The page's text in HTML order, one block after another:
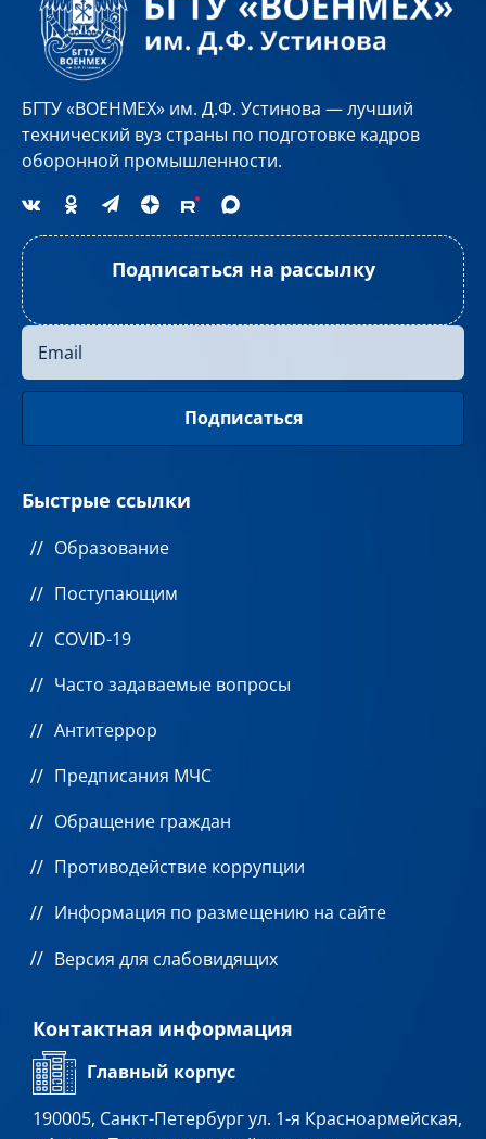
БГТУ «ВОЕНМЕХ» им. Д.Ф. Устинова — лучший
технический вуз страны по подготовке кадров
оборонной промышленности.
Подписаться на рассылку
Быстрые ссылки
Образование
Поступающим
COVID-19
Часто задаваемые вопросы
Антитеррор
Предписания МЧС
Обращение граждан
Противодействие коррупции
Информация по размещению на сайте
Версия для слабовидящих
Контактная информация
Главный корпус
190005, Санкт-Петербург ул. 1-я Красноармейская,